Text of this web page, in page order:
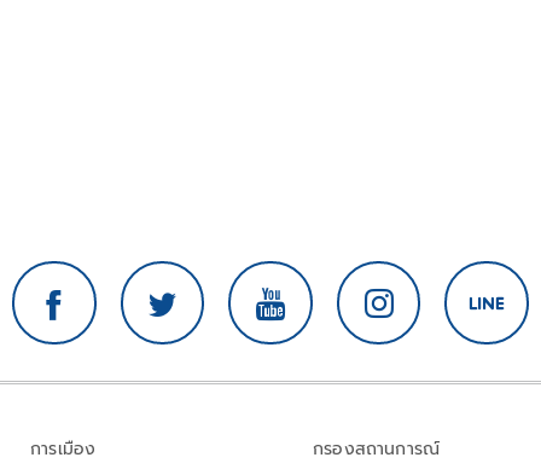
การเมือง
กรองสถานการณ์